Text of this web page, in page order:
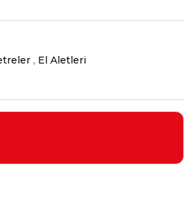
, El Aletleri